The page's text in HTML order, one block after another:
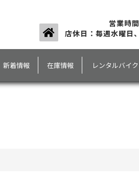
営業時
店休日：毎週水曜日
新着情報 在庫情報 レンタルバイク